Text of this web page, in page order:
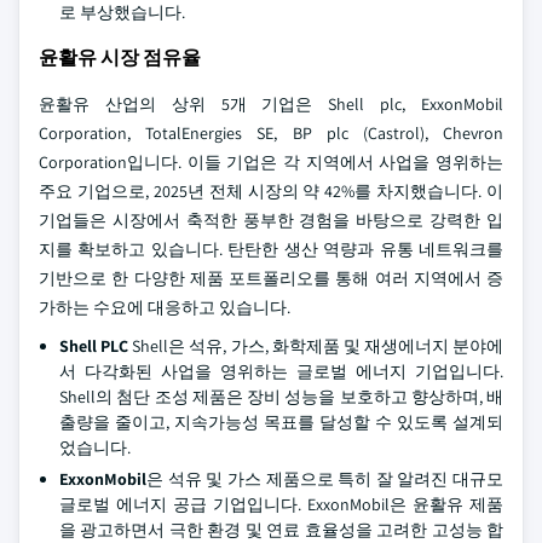
로 부상했습니다.
윤활유 시장 점유율
윤활유 산업의 상위 5개 기업은 Shell plc, ExxonMobil
Corporation, TotalEnergies SE, BP plc (Castrol), Chevron
Corporation입니다. 이들 기업은 각 지역에서 사업을 영위하는
주요 기업으로, 2025년 전체 시장의 약 42%를 차지했습니다. 이
기업들은 시장에서 축적한 풍부한 경험을 바탕으로 강력한 입
지를 확보하고 있습니다. 탄탄한 생산 역량과 유통 네트워크를
기반으로 한 다양한 제품 포트폴리오를 통해 여러 지역에서 증
가하는 수요에 대응하고 있습니다.
Shell PLCShell은 석유, 가스, 화학제품 및 재생에너지 분야에
서 다각화된 사업을 영위하는 글로벌 에너지 기업입니다.
Shell의 첨단 조성 제품은 장비 성능을 보호하고 향상하며, 배
출량을 줄이고, 지속가능성 목표를 달성할 수 있도록 설계되
었습니다.
ExxonMobil은 석유 및 가스 제품으로 특히 잘 알려진 대규모
글로벌 에너지 공급 기업입니다. ExxonMobil은 윤활유 제품
을 광고하면서 극한 환경 및 연료 효율성을 고려한 고성능 합